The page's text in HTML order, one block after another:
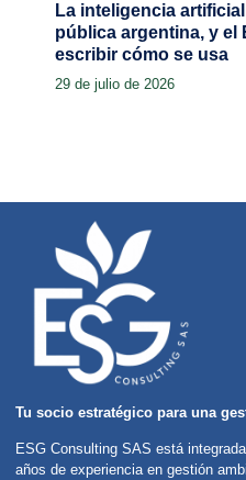
La inteligencia
pública argentina, y el
escribir cómo se usa
29 de julio de 2026
Tu socio estratégico para una
ESG Consulting SAS está
años de experiencia en gestión